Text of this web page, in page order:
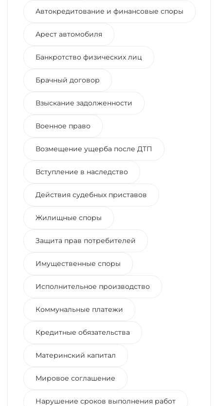
Автокредитование и финансовые споры
Арест автомобиля
Банкротство физических лиц
Брачный договор
Взыскание задолженности
Военное право
Возмещение ущерба после ДТП
Вступление в наследство
Действия судебных приставов
Жилищные споры
Защита прав потребителей
Имущественные споры
Исполнительное производство
Коммунальные платежи
Кредитные обязательства
Материнский капитал
Мировое соглашение
Нарушение сроков выполнения работ